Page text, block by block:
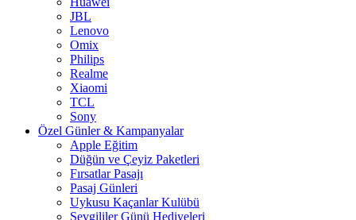
JBL
Lenovo
Omix
Philips
Realme
Xiaomi
TCL
Sony
Özel Günler & Kampanyalar
Apple Eğitim
Düğün ve Çeyiz Paketleri
Fırsatlar Pasajı
Pasaj Günleri
Uykusu Kaçanlar Kulübü
Sevgililer Günü Hediyeleri